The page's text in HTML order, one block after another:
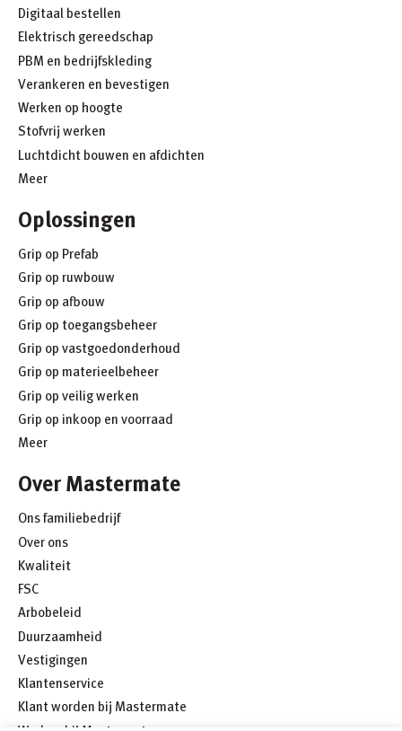
Digitaal bestellen
Elektrisch gereedschap
PBM en bedrijfskleding
Verankeren en bevestigen
Werken op hoogte
Stofvrij werken
Luchtdicht bouwen en afdichten
Meer
Oplossingen
Grip op Prefab
Grip op ruwbouw
Grip op afbouw
Grip op toegangsbeheer
Grip op vastgoedonderhoud
Grip op materieelbeheer
Grip op veilig werken
Grip op inkoop en voorraad
Meer
Over Mastermate
Ons familiebedrijf
Over ons
Kwaliteit
FSC
Arbobeleid
Duurzaamheid
Vestigingen
Klantenservice
Klant worden bij Mastermate